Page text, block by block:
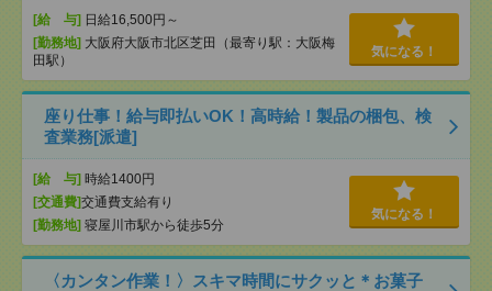
[給 与] 日給16,500円～
[勤務地] 大阪府大阪市北区芝田（最寄り駅：大阪梅
田駅）
気になる！
座り仕事！給与即払いOK！高時給！製品の梱包、検
査業務[派遣]
[給 与] 時給1400円
[交通費]交通費支給有り
[勤務地] 寝屋川市駅から徒歩5分
気になる！
〈カンタン作業！〉スキマ時間にサクッと＊お菓子